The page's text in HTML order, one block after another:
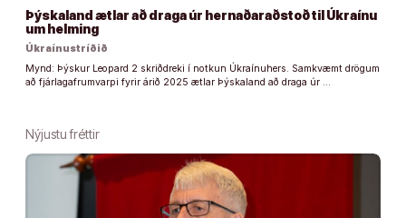
Þýskaland ætlar að draga úr hernaðaraðstoð til Úkraínu
um helming
Úkraínustríðið
Mynd: Þýskur Leopard 2 skriðdreki í notkun Úkraínuhers. Samkvæmt drögum
að fjárlagafrumvarpi fyrir árið 2025 ætlar Þýskaland að draga úr …
Nýjustu fréttir